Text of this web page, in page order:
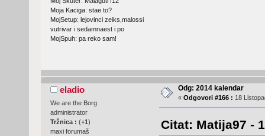
Moja Kaciga: stae to?
MojSetup: lejovinci zeiks,malossi
vutrivar i sedamnaest i po
MojSpuh: pa reko sam!
eladio
We are the Borg
administrator
Tržnica : (+1)
maxi forumaš
Odg: 2014 kalendar
« Odgovori #166 : 18
Citat: Matija97 -